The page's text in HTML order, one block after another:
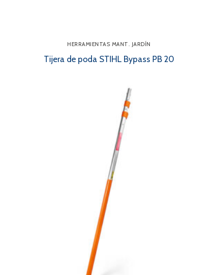
HERRAMIENTAS MANT. JARDÍN
Tijera de poda STIHL Bypass PB 20